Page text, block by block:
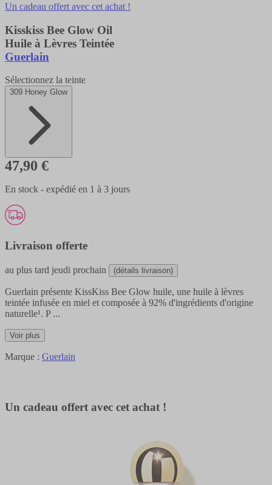
Un cadeau offert avec cet achat !
Kisskiss Bee Glow Oil
Huile à Lèvres Teintée
Guerlain
Sélectionnez la teinte
309 Honey Glow
47,90 €
En stock - expédié en 1 à 3 jours
Livraison offerte
au plus tard jeudi prochain (détails livraison)
Guerlain présente KissKiss Bee Glow huile, une huile à lèvres
teintée infusée en miel et composée à 92% d'ingrédients d'origine
naturelle¹. P ...
Voir plus
Marque : Guerlain
Un cadeau offert avec cet achat !